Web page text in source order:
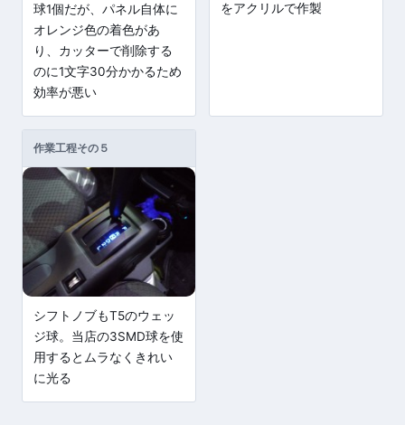
球1個だが、パネル自体に
オレンジ色の着色があ
り、カッターで削除する
のに1文字30分かかるため
効率が悪い
をアクリルで作製
作業工程その５
シフトノブもT5のウェッ
ジ球。当店の3SMD球を使
用するとムラなくきれい
に光る